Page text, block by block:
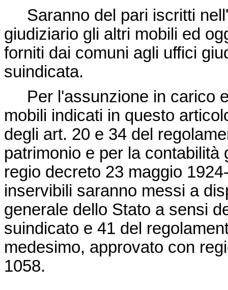
Saranno del pari iscritti
giudiziario gli altri mobili ed
forniti dai comuni agli uffici
suindicata.
Per l'assunzione in carico
mobili indicati in questo
degli art. 20 e 34 del
patrimonio e per la
regio decreto 23 maggio
inservibili saranno messi a
generale dello Stato a sensi
suindicato e 41 del
medesimo, approvato con
1058.